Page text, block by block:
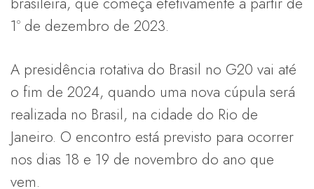
1º de dezembro de 2023.
A presidência rotativa do Brasil no G20 vai até
o fim de 2024, quando uma nova cúpula será
realizada no Brasil, na cidade do Rio de
Janeiro. O encontro está previsto para ocorrer
nos dias 18 e 19 de novembro do ano que
vem.